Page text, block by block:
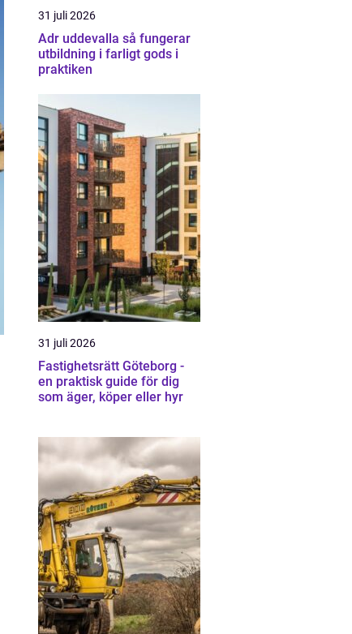
31 juli 2026
Adr uddevalla så fungerar
utbildning i farligt gods i
praktiken
31 juli 2026
Fastighetsrätt Göteborg -
en praktisk guide för dig
som äger, köper eller hyr